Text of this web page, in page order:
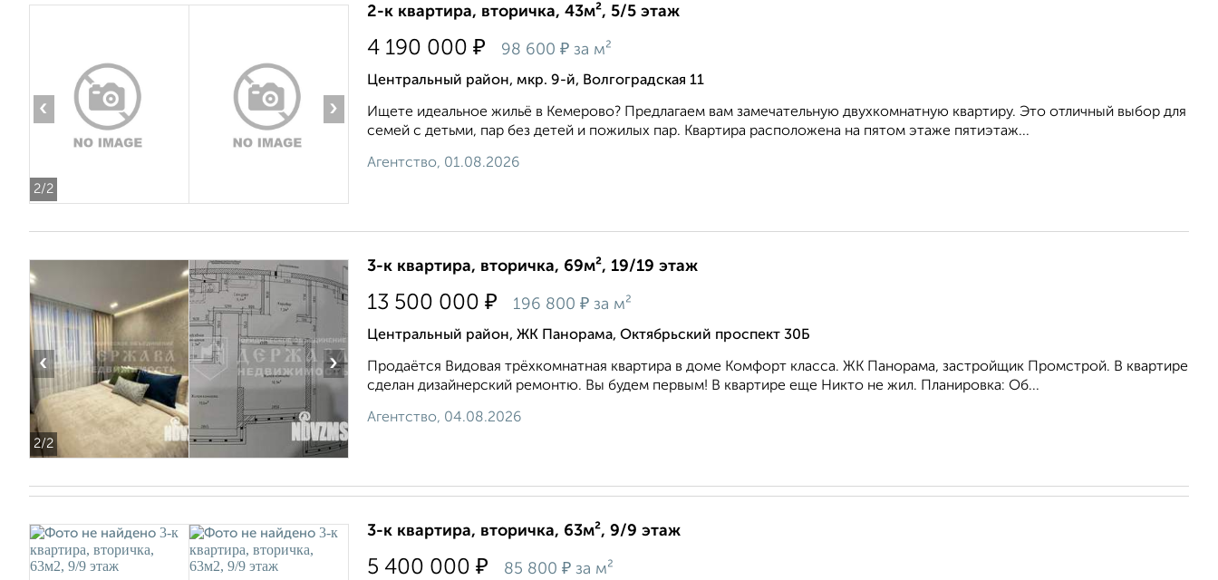
2/2
‹ ›
2-к квартира, вторичка, 43м², 5/5 этаж
4 190 000 ₽ 98 600 ₽ за м²
Центральный район, мкр. 9-й, Волгоградская 11
Ищете идеальное жильё в Кемерово? Предлагаем вам замечательную двухкомнатную квартиру. Это отличный выбор для
семей с детьми, пар без детей и пожилых пар. Квартира расположена на пятом этаже пятиэтаж...
Агентство, 01.08.2026
2/2
‹ ›
3-к квартира, вторичка, 69м², 19/19 этаж
13 500 000 ₽ 196 800 ₽ за м²
Центральный район, ЖК Панорама, Октябрьский проспект 30Б
Продаётся Видовая трёхкомнатная квартира в доме Комфорт класса. ЖК Панорама, застройщик Промстрой. В квартире
сделан дизайнерский ремонтю. Вы будем первым! В квартире еще Никто не жил. Планировка: Об...
Агентство, 04.08.2026
3-к квартира, вторичка, 63м², 9/9 этаж
5 400 000 ₽ 85 800 ₽ за м²